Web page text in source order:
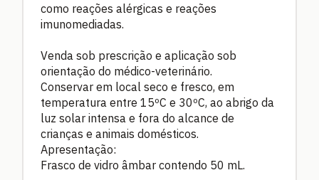
como reações alérgicas e reações
imunomediadas.
Venda sob prescrição e aplicação sob
orientação do médico-veterinário.
Conservar em local seco e fresco, em
temperatura entre 15ºC e 30ºC, ao abrigo da
luz solar intensa e fora do alcance de
crianças e animais domésticos.
Apresentação:
Frasco de vidro âmbar contendo 50 mL.